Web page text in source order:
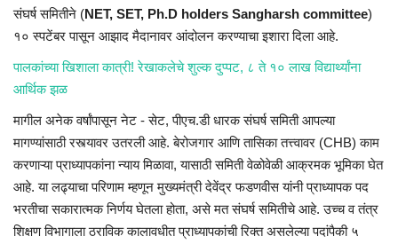
संघर्ष समितीने (NET, SET, Ph.D holders Sangharsh committee)
१०स्पटेंबरपासून आझाद मैदानावर आंदोलन करण्याचा इशारा दिला आहे.
पालकांच्या खिशाला कात्री! रेखाकलेचे शुल्क दुप्पट, ८ ते १० लाख विद्यार्थ्यांना
आर्थिक झळ
मागील अनेक वर्षांपासून नेट -सेट,पीएच.डीधारक संघर्ष समिती आपल्या
मागण्यांसाठी रस्त्यावर उतरली आहे. बेरोजगार आणितासिकातत्त्वावर (CHB)काम
करणाऱ्याप्राध्यापकांना न्याय मिळावा, यासाठी समिती वेळोवेळी आक्रमक भूमिका घेत
आहे. या लढ्याचा परिणाम म्हणून मुख्यमंत्रीदेवेंद्र फडणवीसयांनी प्राध्यापक पद
भरतीचा सकारात्मक निर्णय घेतला होता, असे मत संघर्ष समितीचे आहे. उच्च व तंत्र
शिक्षण विभागाला ठराविक कालावधीत प्राध्यापकांची रिक्त असलेल्या पदांपैकी ५